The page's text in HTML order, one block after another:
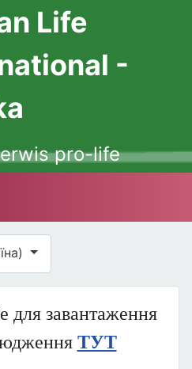
Life
-
pro-life
для завантаження
ТУТ